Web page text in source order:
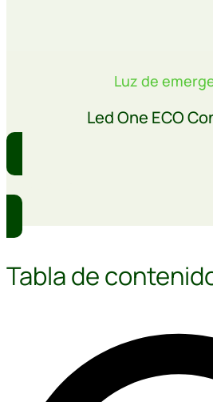
Luz de
Led One ECO
Tabla de